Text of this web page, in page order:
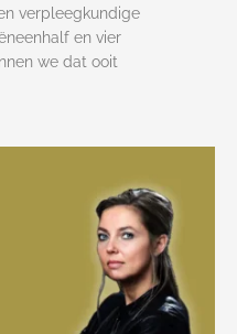
verpleegkundige
en vier
we dat ooit